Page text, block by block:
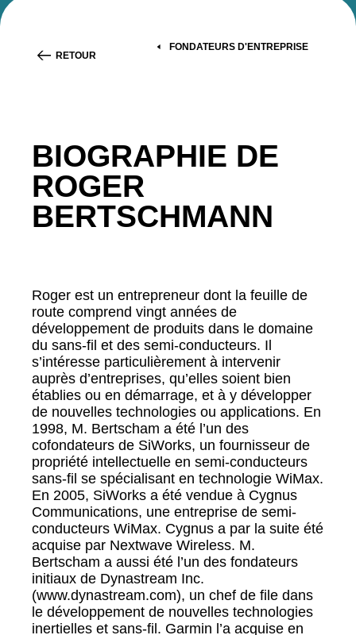
RETOUR
FONDATEURS D'ENTREPRISE
BIOGRAPHIE DE
ROGER
BERTSCHMANN
Roger est un entrepreneur dont la feuille de
route comprend vingt années de
développement de produits dans le domaine
du sans-fil et des semi-conducteurs. Il
s’intéresse particulièrement à intervenir
auprès d’entreprises, qu’elles soient bien
établies ou en démarrage, et à y développer
de nouvelles technologies ou applications. En
1998, M. Bertscham a été l’un des
cofondateurs de SiWorks, un fournisseur de
propriété intellectuelle en semi-conducteurs
sans-fil se spécialisant en technologie WiMax.
En 2005, SiWorks a été vendue à Cygnus
Communications, une entreprise de semi-
conducteurs WiMax. Cygnus a par la suite été
acquise par Nextwave Wireless. M.
Bertscham a aussi été l’un des fondateurs
initiaux de Dynastream Inc.
(www.dynastream.com), un chef de file dans
le développement de nouvelles technologies
inertielles et sans-fil. Garmin l’a acquise en